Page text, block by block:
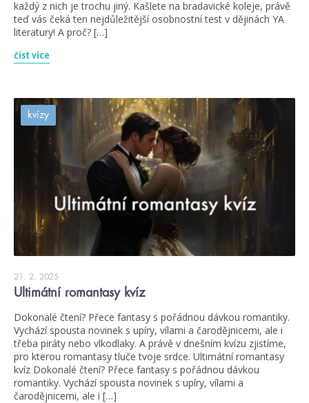
každý z nich je trochu jiný. Kašlete na bradavické koleje, právě
teď vás čeká ten nejdůležitější osobnostní test v dějinách YA
literatury! A proč? […]
číst více
kvízy
21. 2. 2025
Ultimátní romantasy kvíz
Dokonalé čtení? Přece fantasy s pořádnou dávkou romantiky.
Vychází spousta novinek s upíry, vílami a čarodějnicemi, ale i
třeba piráty nebo vlkodlaky. A právě v dnešním kvízu zjistíme,
pro kterou romantasy tluče tvoje srdce. Ultimátní romantasy
kvíz Dokonalé čtení? Přece fantasy s pořádnou dávkou
romantiky. Vychází spousta novinek s upíry, vílami a
čarodějnicemi, ale i […]